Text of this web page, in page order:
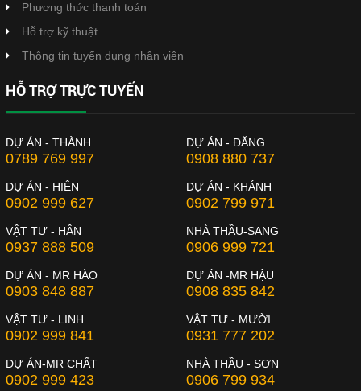
Phương thức thanh toán
Hỗ trợ kỹ thuật
Thông tin tuyển dụng nhân viên
HỖ TRỢ TRỰC TUYẾN
DỰ ÁN - THÀNH
0789 769 997
DỰ ÁN - ĐĂNG
0908 880 737
DỰ ÁN - HIÊN
0902 999 627
DỰ ÁN - KHÁNH
0902 799 971
VẬT TƯ - HÂN
0937 888 509
NHÀ THẦU-SANG
0906 999 721
DỰ ÁN - MR HÀO
0903 848 887
DỰ ÁN -MR HẬU
0908 835 842
VẬT TƯ - LINH
0902 999 841
VẬT TƯ - MƯỜI
0931 777 202
DỰ ÁN-MR CHẤT
0902 999 423
NHÀ THẦU - SƠN
0906 799 934